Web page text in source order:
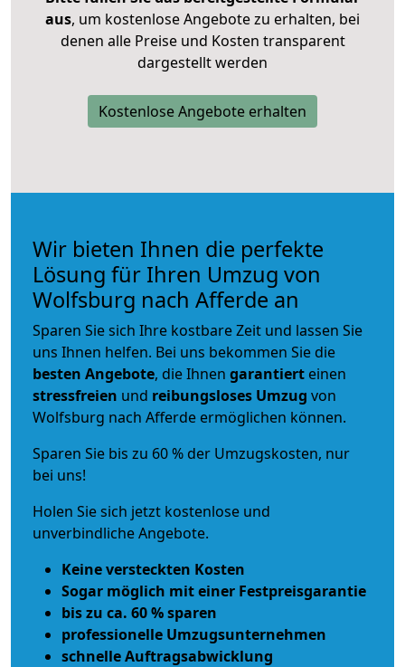
aus, um kostenlose Angebote zu erhalten, bei
denen alle Preise und Kosten transparent
dargestellt werden
Kostenlose Angebote erhalten
Wir bieten Ihnen die perfekte
Lösung für Ihren Umzug von
Wolfsburg nach Afferde an
Sparen Sie sich Ihre kostbare Zeit und lassen Sie
uns Ihnen helfen. Bei uns bekommen Sie die
besten Angebote, die Ihnen garantiert einen
stressfreien und reibungsloses Umzug von
Wolfsburg nach Afferde ermöglichen können.
Sparen Sie bis zu 60 % der Umzugskosten, nur
bei uns!
Holen Sie sich jetzt kostenlose und
unverbindliche Angebote.
Keine versteckten Kosten
Sogar möglich mit einer Festpreisgarantie
bis zu ca. 60 % sparen
professionelle Umzugsunternehmen
schnelle Auftragsabwicklung